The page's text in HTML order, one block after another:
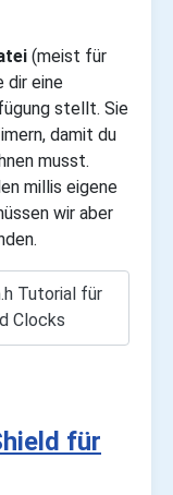
(meist für
dir eine
stellt. Sie
damit du
musst.
millis eigene
wir aber
Tutorial für
Clocks
für